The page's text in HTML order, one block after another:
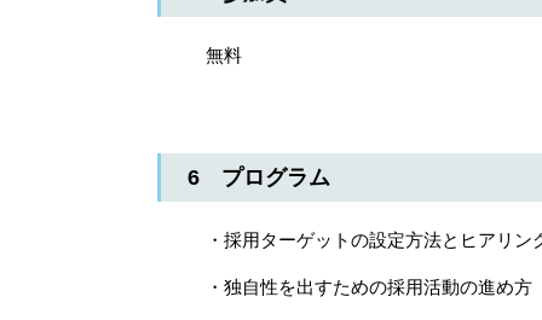
無料
6 プログラム
・採用ターゲットの設定方法とヒアリン
・独自性を出すための採用活動の進め方